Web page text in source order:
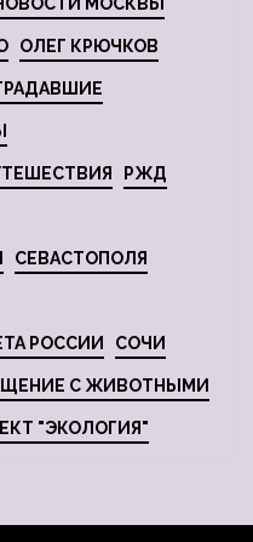
ОЛЕГ КРЮЧКОВ
РЖД
СЕВАСТОПОЛЯ
РОССИИ СОЧИ
С ЖИВОТНЫМИ
"ЭКОЛОГИЯ"